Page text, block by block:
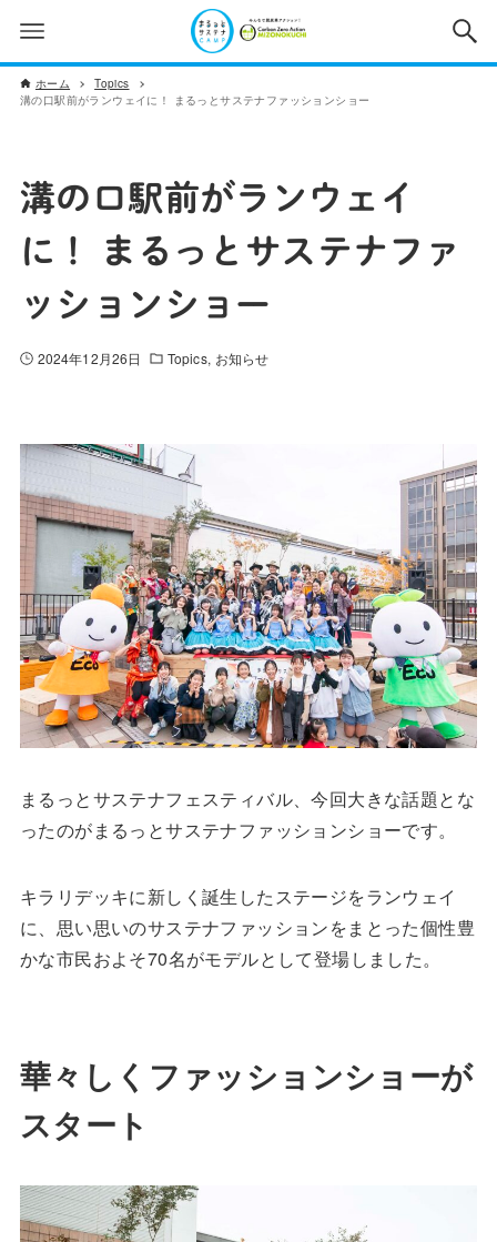
ホーム
Topics
溝の口駅前がランウェイに！ まるっとサステナファッションショー
溝の口駅前がランウェイ
に！ まるっとサステナファ
ッションショー
2024年12月26日 Topics お知らせ
まるっとサステナフェスティバル、今回大きな話題とな
ったのがまるっとサステナファッションショーです。
キラリデッキに新しく誕生したステージをランウェイ
に、思い思いのサステナファッションをまとった個性豊
かな市民およそ70名がモデルとして登場しました。
華々しくファッションショーが
スタート